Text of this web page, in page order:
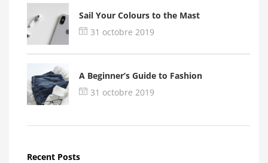
Remember me
Login
Sail Your Colours to the Mast
31 octobre 2019
A Beginner’s Guide to Fashion
31 octobre 2019
Recent Posts